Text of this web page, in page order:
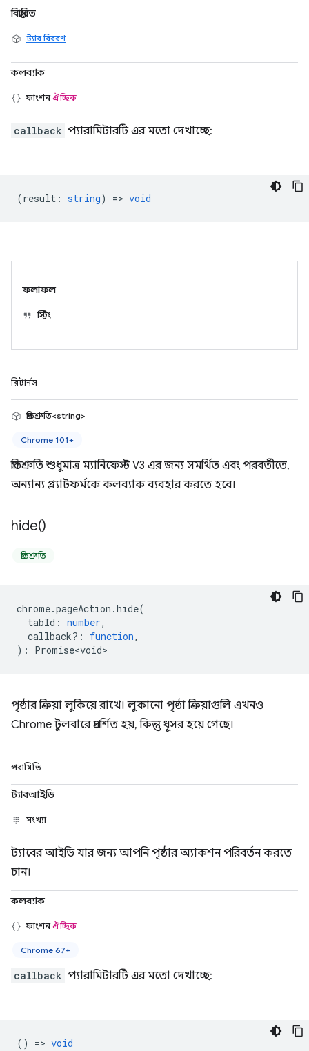
বিস্তারিত
ট্যাব বিবরণ
কলব্যাক
ফাংশনঐচ্ছিক
callback প্যারামিটারটি এর মতো দেখাচ্ছে:
(result : string) => void
ফলাফল
স্ট্রিং
রিটার্নস
প্রতিশ্রুতি<string>
Chrome 101+
প্রতিশ্রুতি শুধুমাত্র ম্যানিফেস্ট V3 এর জন্য সমর্থিত এবং পরবর্তীতে,
অন্যান্য প্ল্যাটফর্মকে কলব্যাক ব্যবহার করতে হবে।
hide()
প্রতিশ্রুতি
chrome.pageAction .hide(
tabId : number,
callback? : function,
) : Promise<void>
পৃষ্ঠার ক্রিয়া লুকিয়ে রাখে। লুকানো পৃষ্ঠা ক্রিয়াগুলি এখনও
Chrome টুলবারে প্রদর্শিত হয়, কিন্তু ধূসর হয়ে গেছে।
পরামিতি
ট্যাবআইডি
সংখ্যা
ট্যাবের আইডি যার জন্য আপনি পৃষ্ঠার অ্যাকশন পরিবর্তন করতে
চান।
কলব্যাক
ফাংশনঐচ্ছিক
Chrome 67+
callback প্যারামিটারটি এর মতো দেখাচ্ছে:
() => void